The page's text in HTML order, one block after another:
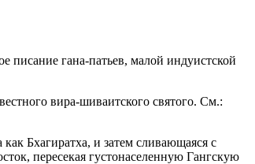
писание гана-патьев, малой индуистской
вира-шиваитского святого. См.:
Бхагиратха, и затем сливающаяся с
пересекая густонаселенную Гангскую